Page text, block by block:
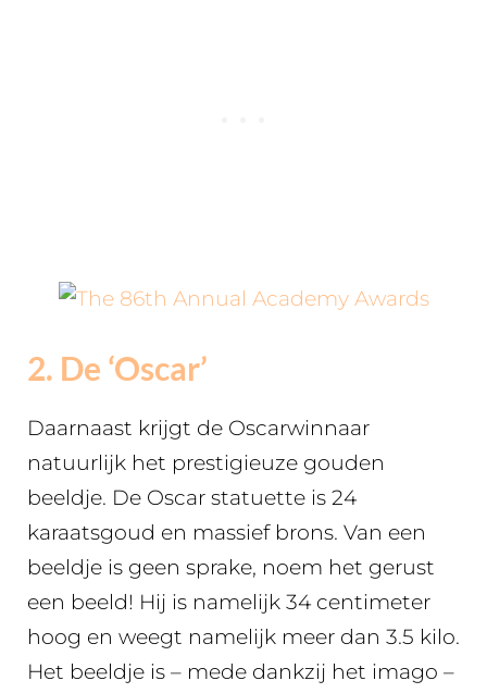
2. De ‘Oscar’
Daarnaast krijgt de Oscarwinnaar
natuurlijk het prestigieuze gouden
beeldje. De Oscar statuette is 24
karaatsgoud en massief brons. Van een
beeldje is geen sprake, noem het gerust
een beeld! Hij is namelijk 34 centimeter
hoog en weegt namelijk meer dan 3.5 kilo.
Het beeldje is – mede dankzij het imago –